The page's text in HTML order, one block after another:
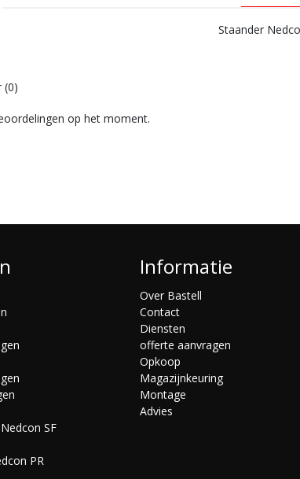
Staander
(0)
op het moment.
SF
PR
Informatie
Over Bastell
Contact
Diensten
offerte aanvragen
Opkoop
Magazijnkeuring
Montage
Advies